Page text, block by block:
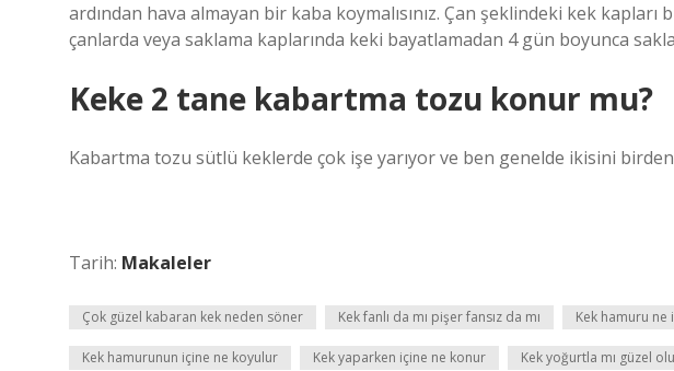
ardından hava almayan bir kaba koymalısınız. Çan şeklindeki kek
çanlarda veya saklama kaplarında keki bayatlamadan 4 gün boyunca
Keke 2 tane kabartma tozu konur mu?
Kabartma tozu sütlü keklerde çok işe yarıyor ve ben genelde ikisini
Tarih: Makaleler
Çok güzel kabaran kek neden söner Kek fanlı da mı pişer fansız da mı Kek hamuru ne
Kek hamurunun içine ne koyulur Kek yaparken içine ne konur Kek yoğurtla mı güzel